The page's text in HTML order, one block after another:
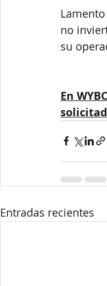
no
su
En
Entradas recientes